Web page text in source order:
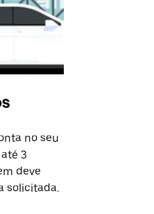
no seu
3
deve
solicitada.